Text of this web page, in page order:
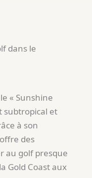
dans le
« Sunshine
subtropical et
à son
des
au golf presque
Gold Coast aux